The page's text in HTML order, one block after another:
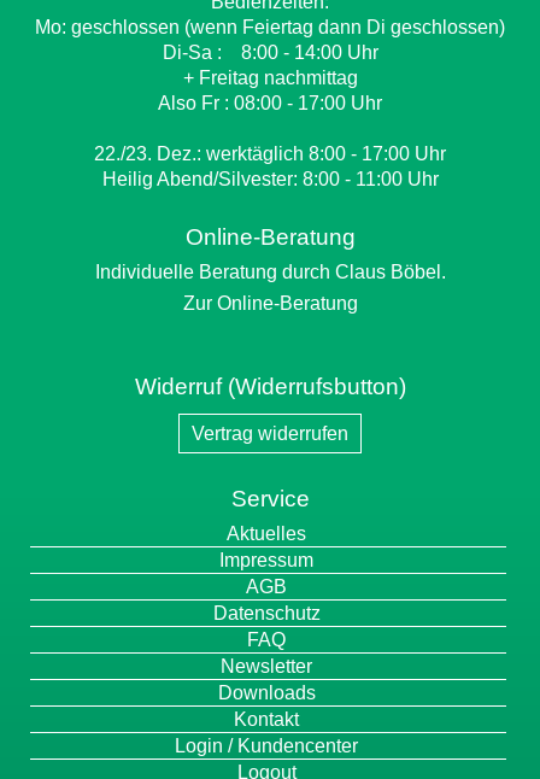
Mo: geschlossen (wenn Feiertag dann Di geschlossen)
Di-Sa : 8:00 - 14:00 Uhr
+ Freitag nachmittag
Also Fr : 08:00 - 17:00 Uhr
22./23. Dez.: werktäglich 8:00 - 17:00 Uhr
Heilig Abend/Silvester: 8:00 - 11:00 Uhr
Online-Beratung
Individuelle Beratung durch Claus Böbel.
Zur Online-Beratung
Widerruf (Widerrufsbutton)
Vertrag widerrufen
Service
Navigation
überspringen
Aktuelles
Impressum
AGB
Datenschutz
FAQ
Newsletter
Downloads
Kontakt
Login / Kundencenter
Logout